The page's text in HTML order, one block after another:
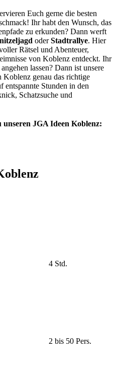
Euch gerne die besten
Ihr habt den Wunsch, das
zu erkunden? Dann werft
oderStadtrallye. Hier
Rätsel und Abenteuer,
von Koblenz entdeckt. Ihr
lassen? Dann ist unsere
genau das richtige
Stunden in den
Schatzsuche und
JGA Ideen Koblenz:
4 Std.
2 bis 50 Pers.